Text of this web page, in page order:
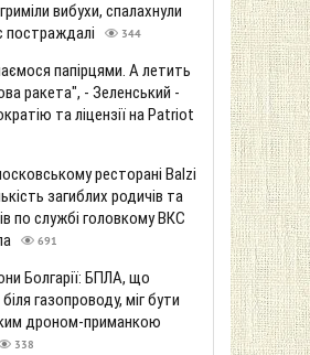
вибухи, спалахнули
постраждалі
344
папірцями. А летить
ракета", - Зеленський -
та ліцензії на Patriot
ресторані Balzi
загиблих родичів та
по службі головкому ВКС
691
Болгарії: БПЛА, що
газопроводу, міг бути
дроном-приманкою
338